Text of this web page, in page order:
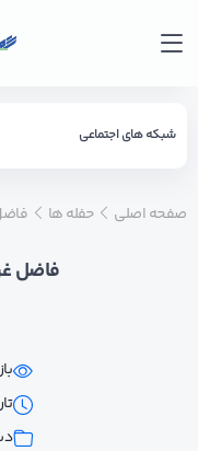
شبکه های اجتماعی
صفحه اصلی حفله ها
فاضل